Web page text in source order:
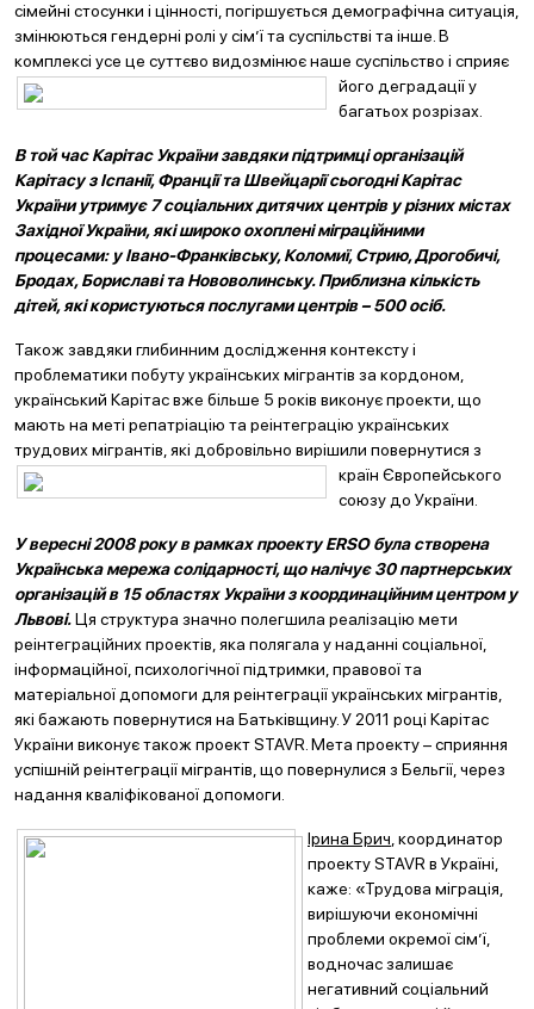
сімейні стосунки і цінності, погіршується демографічна ситуація,
змінюються гендерні ролі у сім’ї та суспільстві та інше. В
комплексі усе це суттєво видозмінює наше суспільство і сприяє
його деградації у
багатьох розрізах.
В той час Карітас України завдяки підтримці організацій
Карітасу з Іспанії, Франції та Швейцарії сьогодні Карітас
України утримує 7 соціальних дитячих центрів у різних містах
Західної України, які широко охоплені міграційними
процесами: у Івано-Франківську, Коломиї, Стрию, Дрогобичі,
Бродах, Бориславі та Нововолинську. Приблизна кількість
дітей, які користуються послугами центрів – 500 осіб.
Також завдяки глибинним дослідження контексту і
проблематики побуту українських мігрантів за кордоном,
український Карітас вже більше 5 років виконує проекти, що
мають на меті репатріацію та реінтеграцію українських
трудових мігрантів, які добровільно вирішили повернутися з
країн Європейського
союзу до України.
У вересні 2008 року в рамках проекту ERSO була створена
Українська мережа солідарності, що налічує 30 партнерських
організацій в 15 областях України з координаційним центром у
Львові.Ця структура значно полегшила реалізацію мети
реінтеграційних проектів, яка полягала у наданні соціальної,
інформаційної, психологічної підтримки, правової та
матеріальної допомоги для реінтеграції українських мігрантів,
які бажають повернутися на Батьківщину. У 2011 році Карітас
України виконує також проект STAVR. Мета проекту – сприяння
успішній реінтеграції мігрантів, що повернулися з Бельгії, через
надання кваліфікованої допомоги.
Ірина Брич , координатор
проекту STAVR в Україні,
каже: «Трудова міграція,
вирішуючи економічні
проблеми окремої сім’ї,
водночас залишає
негативний соціальний